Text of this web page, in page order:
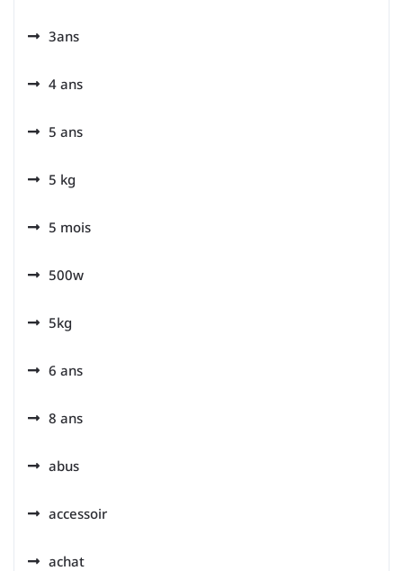
3ans
4 ans
5 ans
5 kg
5 mois
500w
5kg
6 ans
8 ans
abus
accessoir
achat